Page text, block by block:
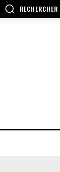
RECHERCHER